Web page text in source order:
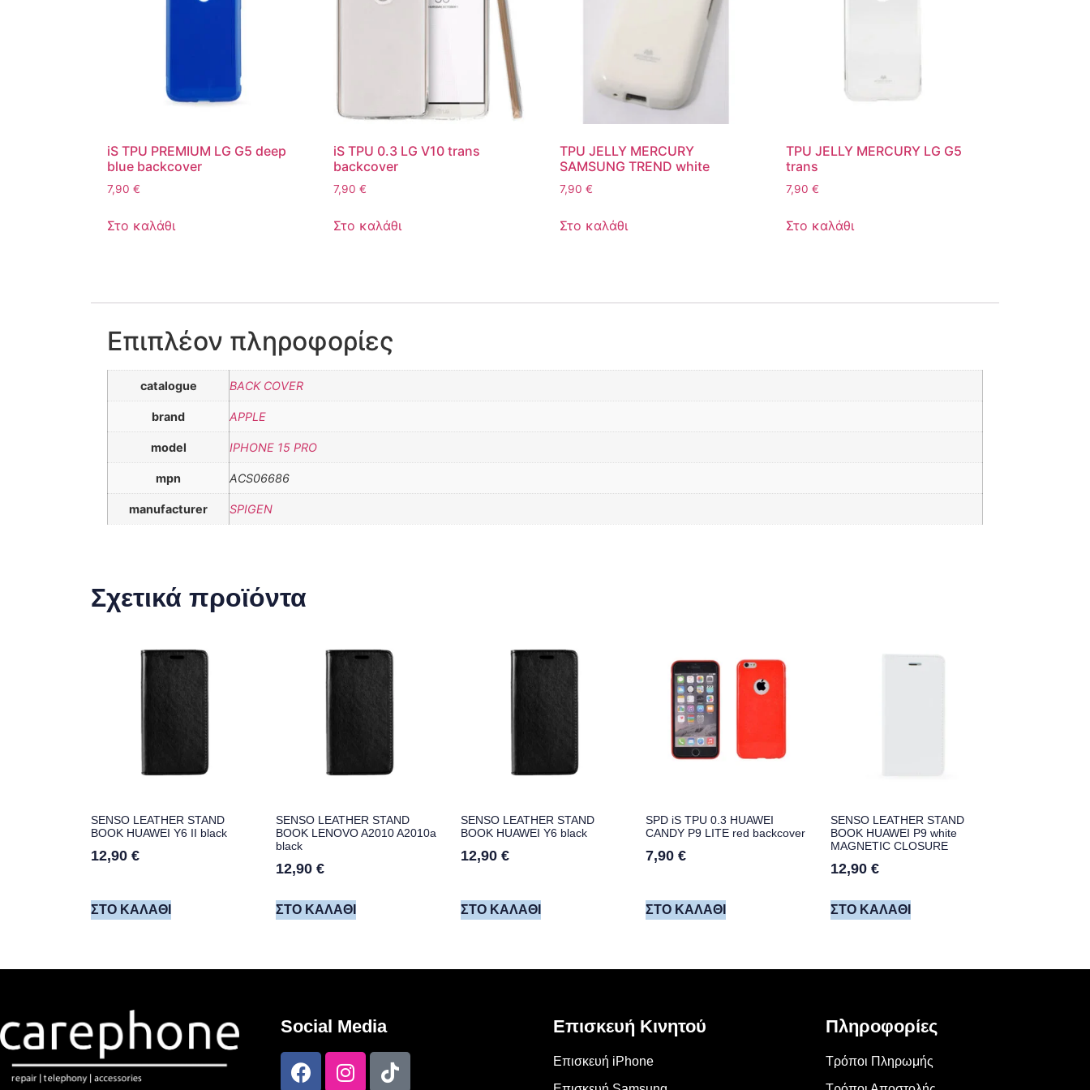
iS TPU PREMIUM LG G5 deep
blue backcover
7,90 €
Στο καλάθι
iS TPU 0.3 LG V10 trans
backcover
7,90€
Στο καλάθι
TPU JELLY MERCURY
SAMSUNG TREND white
7,90€
Στο καλάθι
TPU JELLY MERCURY LG G5
trans
7,90€
Στο καλάθι
Επιπλέον πληροφορίες
catalogue BACK COVER
brand APPLE
model IPHONE 15 PRO
mpn ACS06686
manufacturer SPIGEN
Σχετικά προϊόντα
SENSO LEATHER STAND
BOOK HUAWEI Y6 II black
12,90 €
ΣΤΟ ΚΑΛΆΘΙ
SENSO LEATHER STAND
BOOK LENOVO A2010 A2010a
black
12,90 €
ΣΤΟ ΚΑΛΆΘΙ
SENSO LEATHER STAND
BOOK HUAWEI Y6 black
12,90 €
ΣΤΟ ΚΑΛΆΘΙ
SPD iS TPU 0.3 HUAWEI
CANDY P9 LITE red backcover
7,90 €
ΣΤΟ ΚΑΛΆΘΙ
SENSO LEATHER STAND
BOOK HUAWEI P9 white
MAGNETIC CLOSURE
12,90 €
ΣΤΟ ΚΑΛΆΘΙ
Social Media Επισκευή Κινητού
Επισκευή iPhone
Πληροφορίες
Τρόποι Πληρωμής